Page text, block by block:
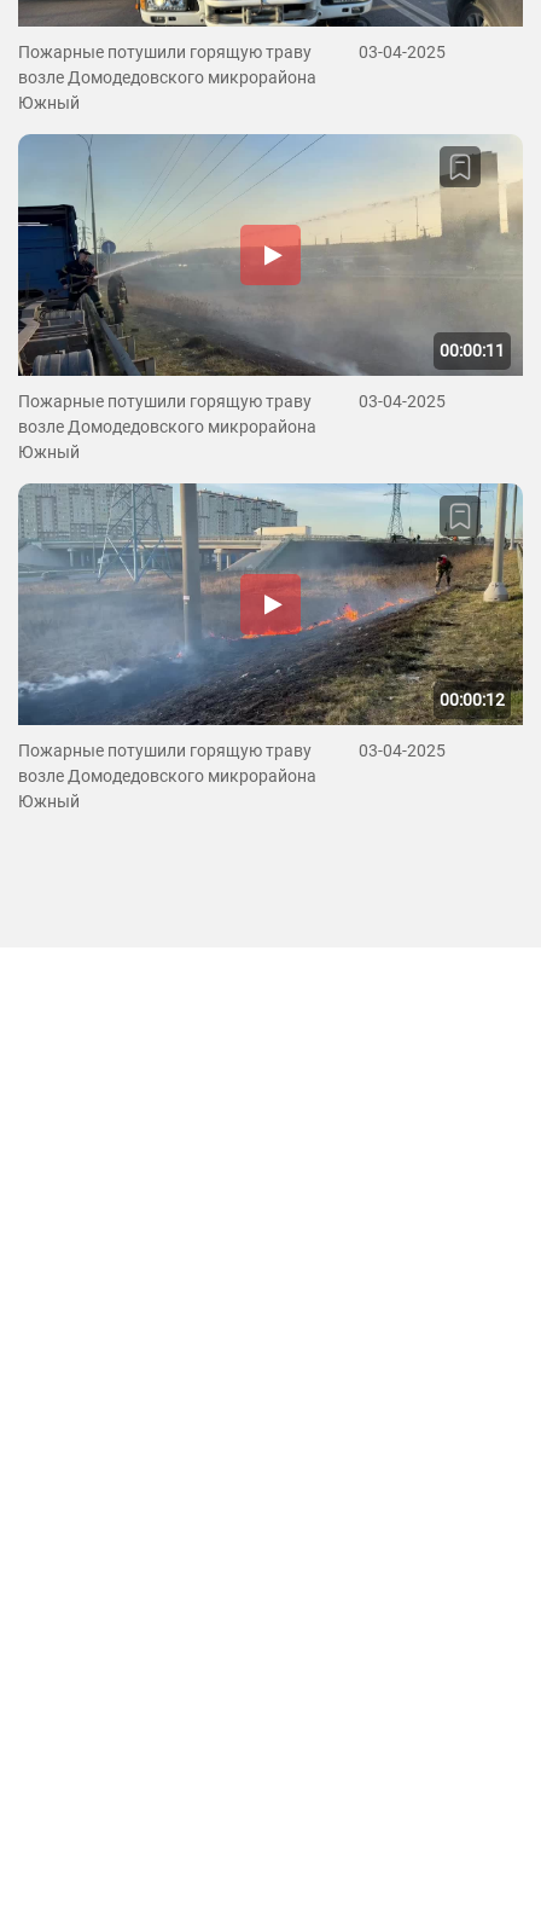
Пожарные потушили горящую траву
возле Домодедовского микрорайона
Южный
03-04-2025
00:00:11
Пожарные потушили горящую траву
возле Домодедовского микрорайона
Южный
03-04-2025
00:00:12
Пожарные потушили горящую траву
возле Домодедовского микрорайона
Южный
03-04-2025